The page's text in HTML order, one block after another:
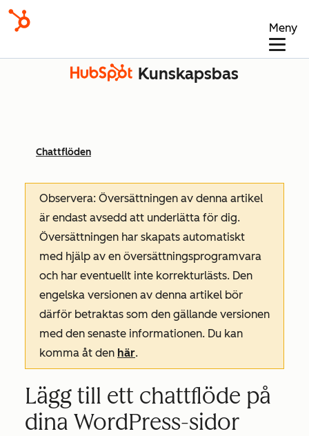
Meny
Kunskapsbas
Chattflöden
Observera: Översättningen av denna artikel
är endast avsedd att underlätta för dig.
Översättningen har skapats automatiskt
med hjälp av en översättningsprogramvara
och har eventuellt inte korrekturlästs. Den
engelska versionen av denna artikel bör
därför betraktas som den gällande versionen
med den senaste informationen. Du kan
komma åt den här.
Lägg till ett chattflöde på
dina WordPress-sidor